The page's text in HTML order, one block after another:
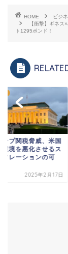
HOME
ビジ
【衝撃】ギネ
ト1295ポンド！
ンプ関税脅威、米国
環境を悪化させるス
フレーションの可
2025年2月17日